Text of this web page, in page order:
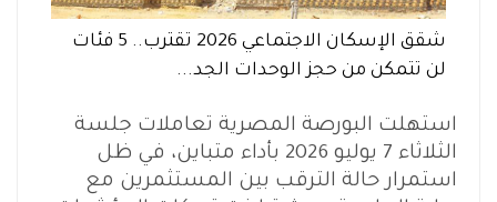
شقق الإسكان الاجتماعي 2026 تقترب.. 5 فئات
لن تتمكن من حجز الوحدات الجد...
استهلت البورصة المصرية تعاملات جلسة
الثلاثاء 7 يوليو 2026 بأداء متباين، في ظل
استمرار حالة الترقب بين المستثمرين مع